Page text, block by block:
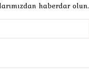
haberdar olun.